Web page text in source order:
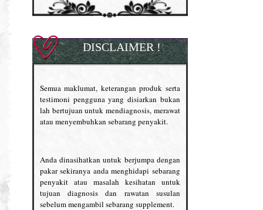
DISCLAIMER !
Semua maklumat, keterangan produk serta
testimoni pengguna yang disiarkan bukan
lah bertujuan untuk mendiagnosis, merawat
atau menyembuhkan sebarang penyakit.
Anda dinasihatkan untuk berjumpa dengan
pakar sekiranya anda menghidapi sebarang
penyakit atau masalah kesihatan untuk
tujuan diagnosis dan rawatan susulan
sebelum mengambil sebarang supplement.